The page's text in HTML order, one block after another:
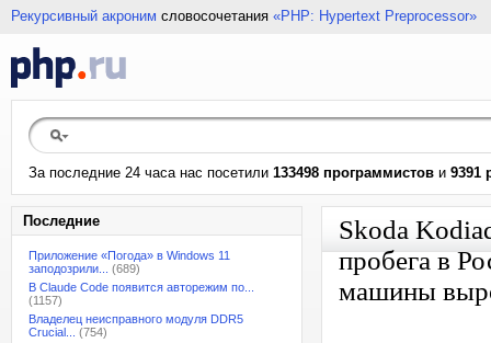
Рекурсивный акроним словосочетания «PHP: Hypertext Preprocessor»
За последние 24 часа нас посетили 133498 программистов и 9391
Последние
Приложение «Погода» в Windows 11
заподозрили...
(689)
В Claude Code появится авторежим по...
(1157)
Владелец неисправного модуля DDR5
Crucial...
(754)
Skoda
пробега в
машины